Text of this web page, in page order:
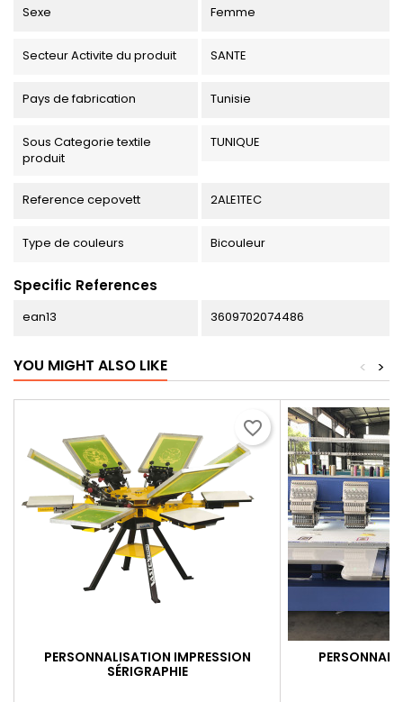
Sexe Femme
Secteur Activite du produit SANTE
Pays de fabrication Tunisie
Sous Categorie textile
produit
TUNIQUE
Reference cepovett 2ALE1TEC
Type de couleurs Bicouleur
Specific References
ean13 3609702074486
YOU MIGHT ALSO LIKE >
<
PERSONNALISATION IMPRESSION
SÉRIGRAPHIE
favorite_border